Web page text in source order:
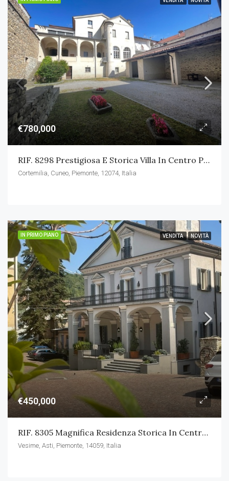
€780,000
RIF. 8298 Prestigiosa E Storica Villa In Centro Paese
Cortemilia, Cuneo, Piemonte, 12074, Italia
IN PRIMO PIANO VENDITA NOVITÀ
€450,000
RIF. 8305 Magnifica Residenza Storica In Centro Paese
Vesime, Asti, Piemonte, 14059, Italia